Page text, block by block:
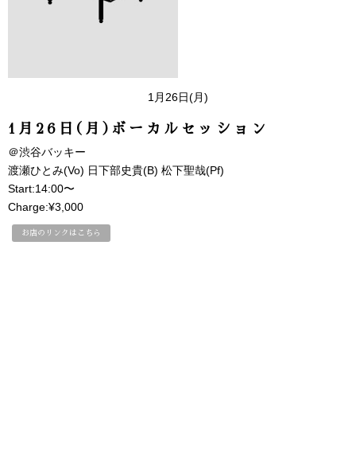
1月26日(月)
1月26日(月)ボーカルセッション
＠渋谷バッキー
渡瀬ひとみ(Vo) 日下部史貴(B) 松下聖哉(Pf)
Start:14:00〜
Charge:¥3,000
お店のリンクはこちら